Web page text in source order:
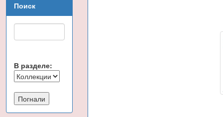
Поиск
В разделе: